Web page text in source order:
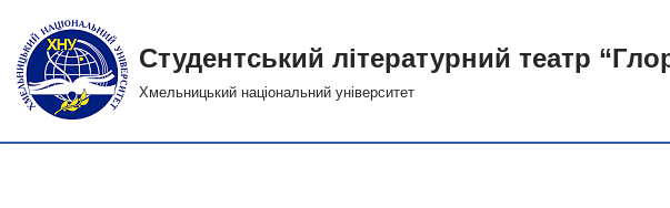
Перейти
до
вмісту
Студентський лiтературний театр
Хмельницький національний університет